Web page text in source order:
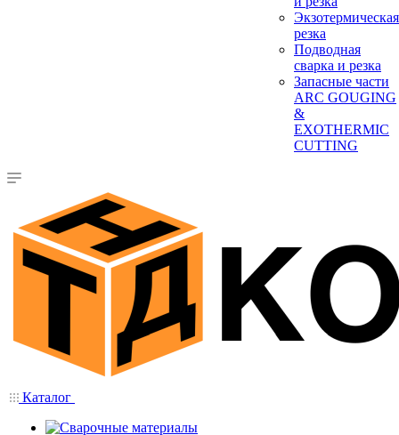
Экзотермическая
резка
Подводная
сварка и резка
Запасные части
ARC GOUGING
&
EXOTHERMIC
CUTTING
Каталог